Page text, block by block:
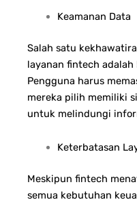
Keamanan Data
Salah satu
layanan fintech
Pengguna harus
mereka pilih memiliki
untuk melindungi
Keterbatasan
Meskipun fintech
semua kebutuhan